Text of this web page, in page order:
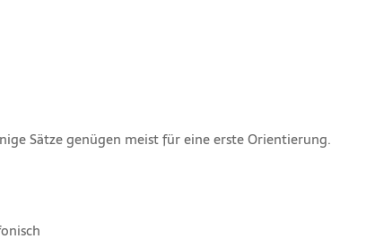
Sätze genügen meist für eine erste Orientierung.